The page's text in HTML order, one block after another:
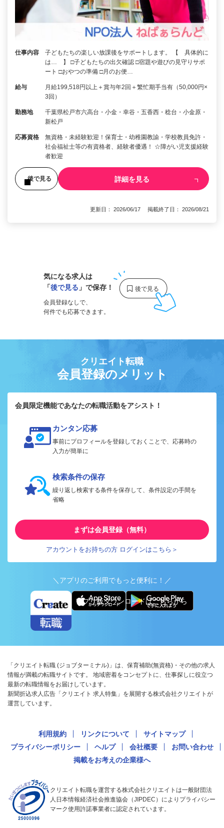
仕事内容
子どもたちの楽しい放課後をサポートします。 【 具体的に
は… 】 □子どもたちの出欠確認 □宿題や遊びの見守りサポ
ート □おやつの準備 □月のお便…
給与
月給199,518円以上＋賞与年2回＋繁忙期手当有（50,000円×
3回）
勤務地
千葉県松戸市六高台・小金・幸谷・五香西・稔台・小金原・
新松戸
応募資格
無資格・未経験歓迎！保育士・幼稚園教諭・学校教員免許・
社会福祉士等の有資格者、経験者優遇！ ☆障がい児支援経験
者歓迎
後で見る 詳細を見る
更新日： 2026/06/17 掲載終了日： 2026/08/21
気になる求人は
「後で見る 」で保存！
会員登録なしで、
何件でも応募できます。
クリエイト転職
会員登録のメリット
会員限定機能であなたの転職活動をアシスト！
カンタン応募
事前にプロフィールを登録しておくことで、応募時の
入力が簡単に
検索条件の保存
繰り返し検索する条件を保存して、条件設定の手間を
省略
まずは会員登録（無料）
アカウントをお持ちの方 ログインはこちら＞
＼アプリのご利用でもっと便利に！／
アプリ版ダウンロードはこちらから
「クリエイト転職 (ジョブターミナル)」は、保育補助(無資格)・その他の求人
情報が満載の転職サイトです。 地域密着をコンセプトに、仕事探しに役立つ
最新の転職情報をお届けしています。
新聞折込求人広告「クリエイト 求人特集」を展開する株式会社クリエイトが
運営しています。
利用規約 リンクについて
サイトマップ
プライバシーポリシー
ヘルプ 会社概要
お問い合わせ
掲載をお考えの企業様へ
クリエイト転職を運営する株式会社クリエイトは一般財団法
人日本情報経済社会推進協会（JIPDEC）によりプライバシー
マーク使用許諾事業者に認定されています。